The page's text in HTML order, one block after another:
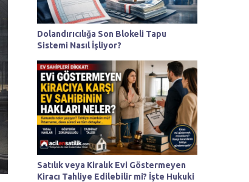
Dolandırıcılığa Son Blokeli Tapu
Sistemi Nasıl İşliyor?
Satılık veya Kiralık Evi Göstermeyen
Kiracı Tahliye Edilebilir mi? İşte Hukuki